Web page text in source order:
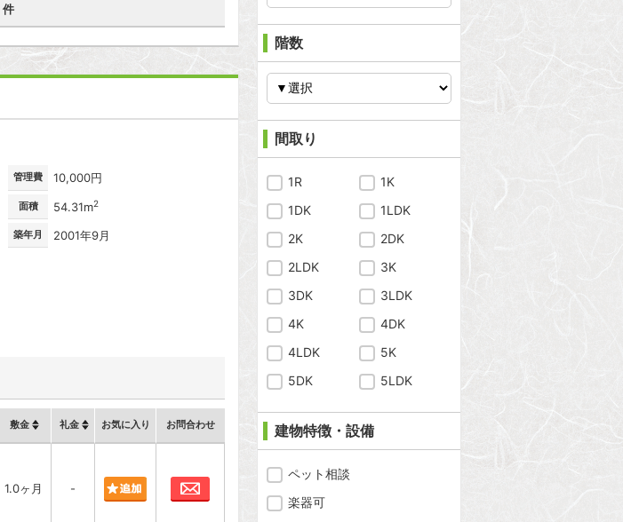
件
管理費 10,000円
面積 54.31m2
築年月 2001年9月
敷金 礼金 お気に入り お問合わせ
1.0ヶ月 - お問合わせ
階数
間取り
1R
1K
1DK
1LDK
2K
2DK
2LDK
3K
3DK
3LDK
4K
4DK
4LDK
5K
5DK
5LDK
建物特徴・設備
ペット相談
楽器可